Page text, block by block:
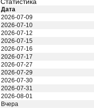
Дата
2026-07-09
2026-07-10
2026-07-12
2026-07-15
2026-07-16
2026-07-17
2026-07-27
2026-07-29
2026-07-30
2026-07-31
2026-08-01
Вчера